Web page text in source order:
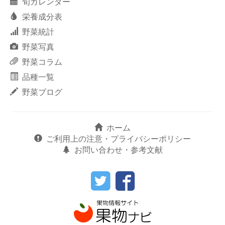
栄養成分表
野菜統計
野菜写真
野菜コラム
品種一覧
野菜ブログ
ホーム
ご利用上の注意・プライバシーポリシー
お問い合わせ・参考文献